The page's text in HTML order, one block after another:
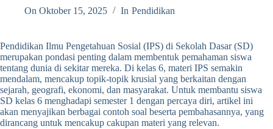
On Oktober 15, 2025 In Pendidikan
Pendidikan Ilmu Pengetahuan Sosial (IPS) di Sekolah Dasar (SD)
merupakan pondasi penting dalam membentuk pemahaman siswa
tentang dunia di sekitar mereka. Di kelas 6, materi IPS semakin
mendalam, mencakup topik-topik krusial yang berkaitan dengan
sejarah, geografi, ekonomi, dan masyarakat. Untuk membantu siswa
SD kelas 6 menghadapi semester 1 dengan percaya diri, artikel ini
akan menyajikan berbagai contoh soal beserta pembahasannya, yang
dirancang untuk mencakup cakupan materi yang relevan.